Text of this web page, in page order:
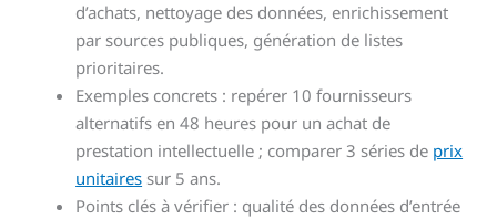
d’achats, nettoyage des données, enrichissement
par sources publiques, génération de listes
prioritaires.
Exemples concrets : repérer 10 fournisseurs
alternatifs en 48 heures pour un achat de
prestation intellectuelle ; comparer 3 séries de prix
unitaires sur 5 ans.
Points clés à vérifier : qualité des données d’entrée